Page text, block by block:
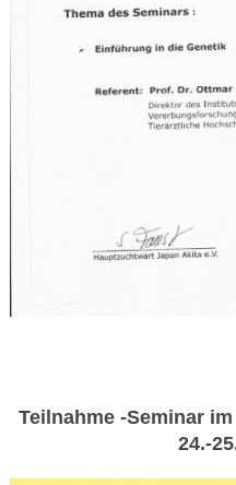
Teilnahme -Seminar
24.-